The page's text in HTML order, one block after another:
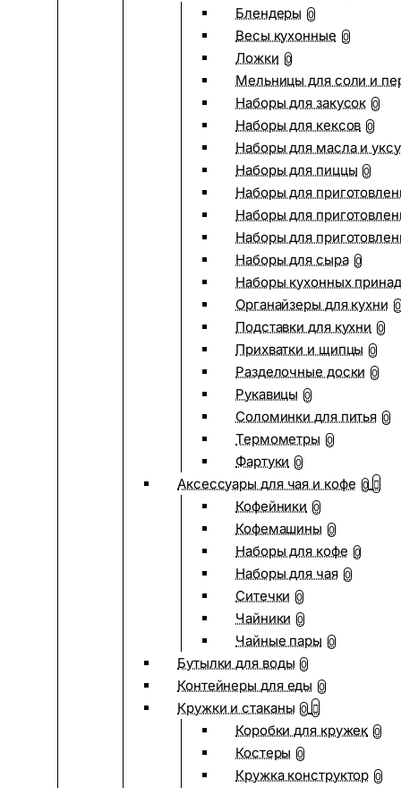
Блендеры 0
Весы кухонные 0
Ложки 0
Мельницы для соли и
Наборы для закусок 0
Наборы для кексов 0
Наборы для масла и
Наборы для пиццы 0
Наборы для
Наборы для
Наборы для
Наборы для сыра 0
Наборы кухонных
Органайзеры для кухни 0
Подставки для кухни 0
Прихватки и щипцы 0
Разделочные доски 0
Рукавицы 0
Соломинки для питья 0
Термометры 0
Фартуки 0
Аксессуары для чая и кофе 0
Кофейники 0
Кофемашины 0
Наборы для кофе 0
Наборы для чая 0
Ситечки 0
Чайники 0
Чайные пары 0
Бутылки для воды 0
Контейнеры для еды 0
Кружки и стаканы 0
Коробки для кружек 0
Костеры 0
Кружка конструктор 0